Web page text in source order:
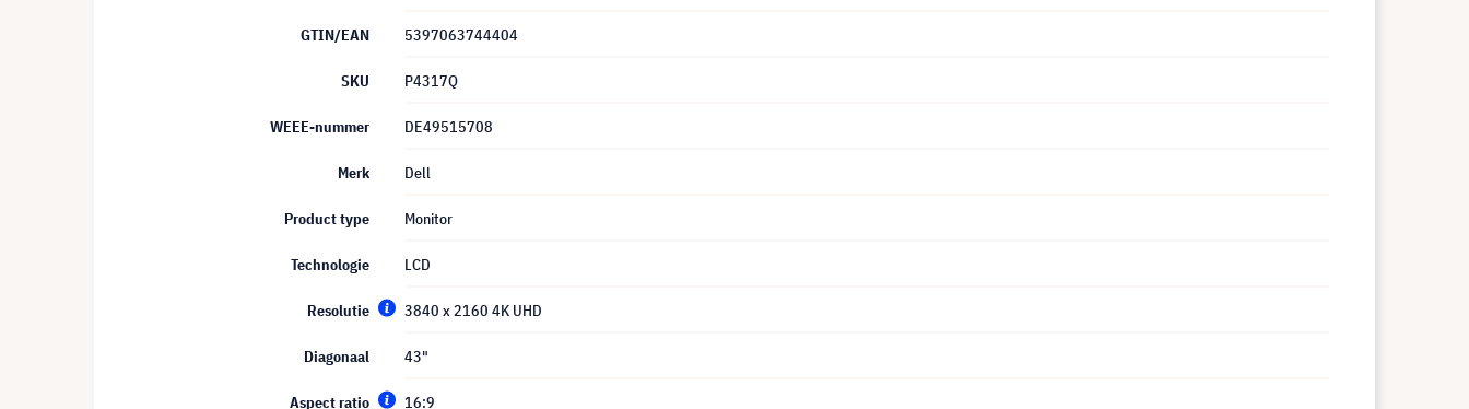
GTIN/EAN 5397063744404
SKU P4317Q
WEEE-nummer DE49515708
Merk Dell
Product type Monitor
Technologie LCD
Resolutie 3840 x 2160 4K UHD
Diagonaal 43"
Aspect ratio 16:9